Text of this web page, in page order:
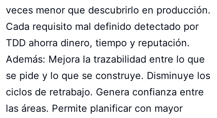
veces menor que descubrirlo en producción.
Cada requisito mal definido detectado por
TDD ahorra dinero, tiempo y reputación.
Además: Mejora la trazabilidad entre lo que
se pide y lo que se construye. Disminuye los
ciclos de retrabajo. Genera confianza entre
las áreas. Permite planificar con mayor